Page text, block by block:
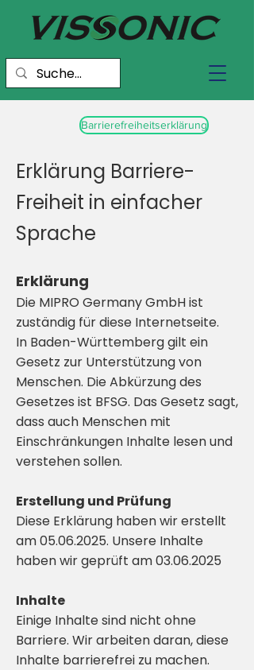
Barrierefreiheitserklärung
Erklärung Barriere-
Freiheit in einfacher
Sprache
Erklärung
Die MIPRO Germany GmbH ist
zuständig für diese Internetseite.
In Baden-Württemberg gilt ein
Gesetz zur Unterstützung von
Menschen. Die Abkürzung des
Gesetzes ist BFSG. Das Gesetz sagt,
dass auch Menschen mit
Einschränkungen Inhalte lesen und
verstehen sollen.
Erstellung und Prüfung
Diese Erklärung haben wir erstellt
am05.06.2025. Unsere Inhalte
haben wir geprüft am03.06.2025
Inhalte
Einige Inhalte sind nicht ohne
Barriere. Wir arbeiten daran, diese
Inhalte barrierefrei zu machen.